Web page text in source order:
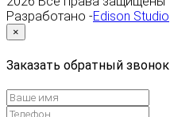
Разработано -Edison Studio
×
Заказать обратный звонок